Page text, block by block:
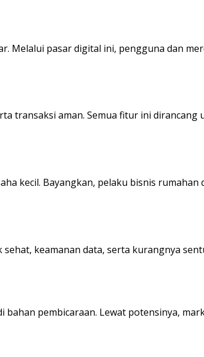
Melalui pasar digital ini, pengguna dan
transaksi aman. Semua fitur ini
kecil. Bayangkan, pelaku bisnis
keamanan data, serta kurangnya
pembicaraan. Lewat potensinya,